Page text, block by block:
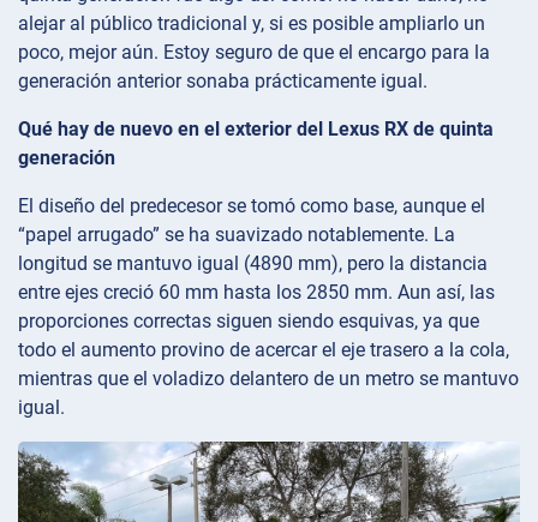
alejar al público tradicional y, si es posible ampliarlo un
poco, mejor aún. Estoy seguro de que el encargo para la
generación anterior sonaba prácticamente igual.
Qué hay de nuevo en el exterior del Lexus RX de quinta
generación
El diseño del predecesor se tomó como base, aunque el
“papel arrugado” se ha suavizado notablemente. La
longitud se mantuvo igual (4890 mm), pero la distancia
entre ejes creció 60 mm hasta los 2850 mm. Aun así, las
proporciones correctas siguen siendo esquivas, ya que
todo el aumento provino de acercar el eje trasero a la cola,
mientras que el voladizo delantero de un metro se mantuvo
igual.